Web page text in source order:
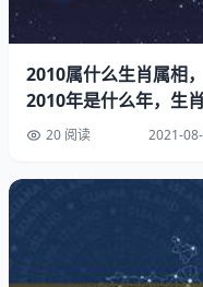
属蛇的爸爸 妈妈属猴要
根据古代算命术中的说
只是一般相合。羊猴也
相合。
所以生个属羊的宝宝是
这些都是在算命术中的
2010属什么生肖属相，
2010年是什么年，生肖
20 阅读 2021-